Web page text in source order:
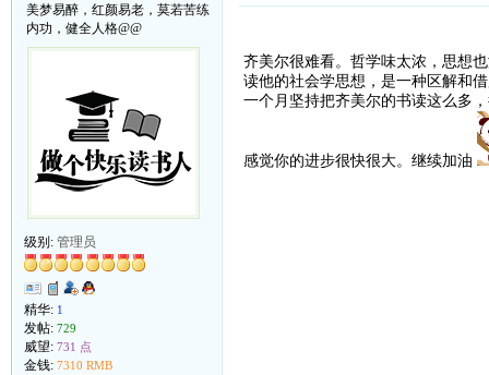
美梦易醉，红颜易老，莫若苦练
内功，健全人格@@
级别: 管理员
精华: 1
发帖: 729
威望: 731 点
金钱: 7310 RMB
齐美尔很难看。哲学味太浓，思想
读他的社会学思想，是一种区解和
一个月坚持把齐美尔的书读这么多
感觉你的进步很快很大。继续加油